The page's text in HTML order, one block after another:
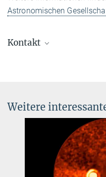
Astronomischen
Kontakt
Weitere